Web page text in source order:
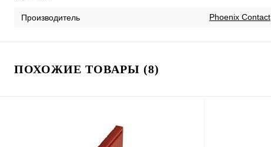
Производитель Phoenix Contact
ПОХОЖИЕ ТОВАРЫ (8)